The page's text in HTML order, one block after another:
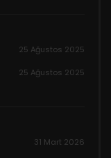
25 Ağustos 2025
25 Ağustos 2025
31 Mart 2026